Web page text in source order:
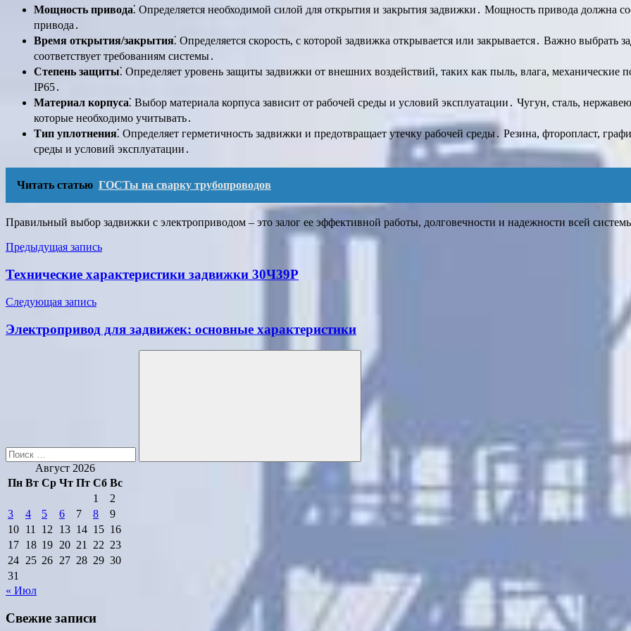
Мощность привода⁚ Определяется необходимой силой для открытия и закрытия задвижки․ Мощность привода должна
привода․
Время открытия/закрытия⁚ Определяется скорость, с которой задвижка открывается или закрывается․ Важно
соответствует требованиям системы․
Степень защиты⁚ Определяет уровень защиты задвижки от внешних воздействий, таких как пыль, влага,
IP65․
Материал корпуса⁚ Выбор материала корпуса зависит от рабочей среды и условий эксплуатации․ Чугун, сталь,
которые необходимо учитывать․
Тип уплотнения⁚ Определяет герметичность задвижки и предотвращает утечку рабочей среды․ Резина, фторопласт,
среды и условий эксплуатации․
Читать статью ГОСТы на сварку трубопроводов
Правильный выбор задвижки с электроприводом – это залог ее эффективной работы, долговечности и надежности всей
Навигация
по
Предыдущая запись
Технические характеристики задвижки 30Ч39Р
Следующая запись
Электропривод для задвижек: основные характеристики
Поиск
Август 2026
Пн Вт Ср Чт Пт Сб Вс
1
2
3
4 5 6 7 8
9
10 11 12 13 14 15 16
17 18 19 20 21 22 23
24 25 26 27 28 29 30
31
« Июл
Свежие записи